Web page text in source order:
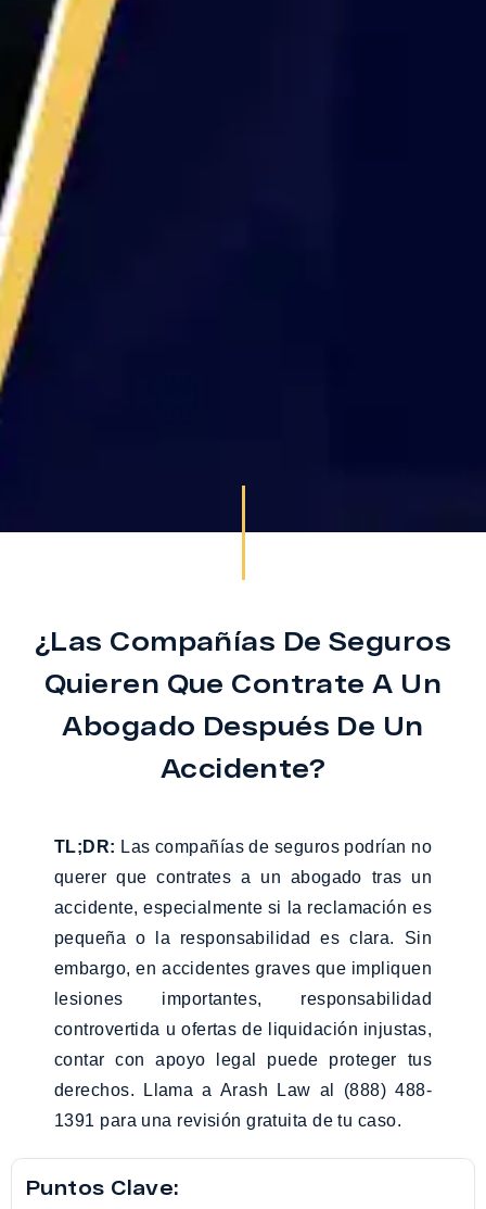
¿Las Compañías De Seguros
Quieren Que Contrate A Un
Abogado Después De Un
Accidente?
TL;DR: Las compañías de seguros podrían no
querer que contrates a un abogado tras un
accidente, especialmente si la reclamación es
pequeña o la responsabilidad es clara. Sin
embargo, en accidentes graves que impliquen
lesiones importantes, responsabilidad
controvertida u ofertas de liquidación injustas,
contar con apoyo legal puede proteger tus
derechos. Llama a Arash Law al (888) 488-
1391 para una revisión gratuita de tu caso.
Puntos Clave: